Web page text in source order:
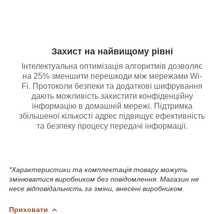
Захист на найвищому рівні
Інтелектуальна оптимізація алгоритмів дозволяє
на 25% зменшити перешкоди між мережами Wi-
Fi. Протоколи безпеки та додаткові шифрування
дають можливість захистити конфіденційну
інформацію в домашній мережі. Підтримка
збільшеної кількості адрес підвищує ефективність
та безпеку процесу передачі інформації.
*Характеристики та комплектація товару можуть
змінюватися виробником без повідомлення. Магазин не
несе відповідальність за зміни, внесені виробником.
Приховати